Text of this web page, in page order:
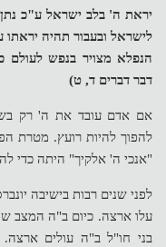
יראת ה' בלב ישראל ע"כ נתן
לישראל ובעבור תהיה
הנפלא מצויר בנפש
דבר דברים ד, ט)
אם אדם עובד את ה' רק
להפוך להיות רועץ. מטרת
"אנכי ה' אלקיך" היתה כדי
לפני שנים רבות בישיבה
עלו ארצה. כיום ב"ה המצב
בני חו"ל ב"ה עולים